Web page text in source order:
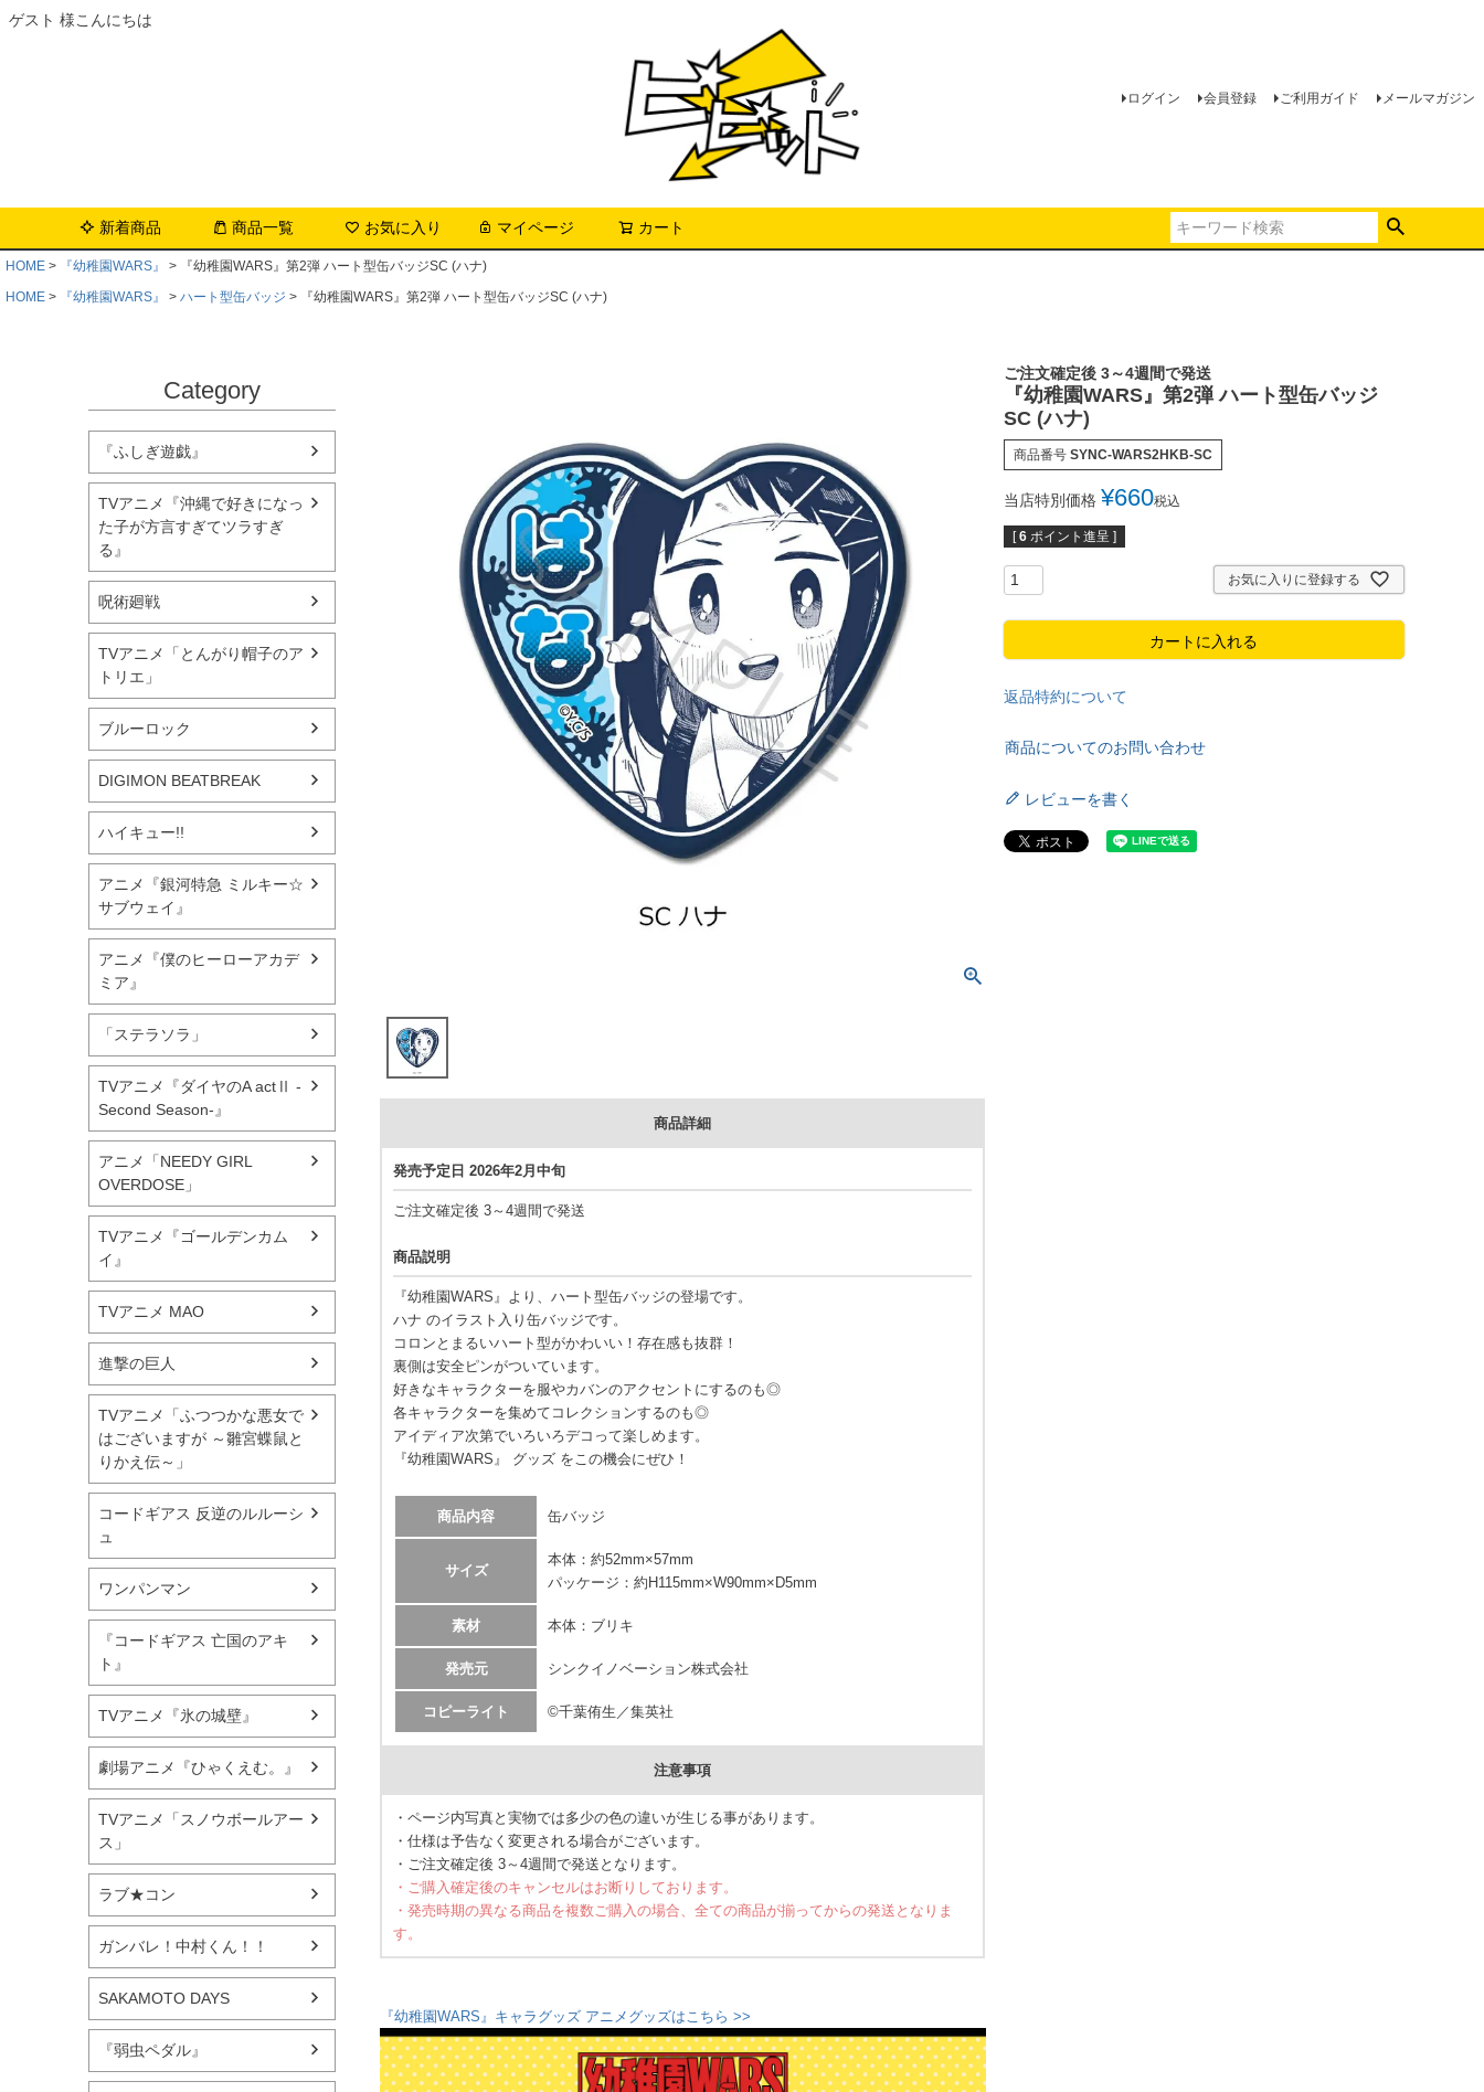
ゲスト 様こんにちは
ログイン 会員登録 ご利用ガイド メールマガジン
新着商品 商品一覧 お気に入り マイページ カート
HOME 『幼稚園WARS』
『幼稚園WARS』第2弾 ハート型缶バッジSC (ハナ)
HOME
『幼稚園WARS』 ハート型缶バッジ 『幼稚園WARS』第2弾 ハート型缶バッジSC (ハナ)
Category
『ふしぎ遊戯』
TVアニメ『沖縄で好きになっ
た子が方言すぎてツラすぎ
る』
呪術廻戦
TVアニメ「とんがり帽子のア
トリエ」
ブルーロック
DIGIMON BEATBREAK
ハイキュー!!
アニメ『銀河特急 ミルキー☆
サブウェイ』
アニメ『僕のヒーローアカデ
ミア』
「ステラソラ」
TVアニメ『ダイヤのA actⅡ -
Second Season-』
アニメ「NEEDY GIRL
OVERDOSE」
TVアニメ『ゴールデンカム
イ』
TVアニメ MAO
進撃の巨人
TVアニメ「ふつつかな悪女で
はございますが ～雛宮蝶鼠と
りかえ伝～」
コードギアス 反逆のルルーシ
ュ
ワンパンマン
『コードギアス 亡国のアキ
ト』
TVアニメ『氷の城壁』
劇場アニメ『ひゃくえむ。』
TVアニメ「スノウボールアー
ス」
ラブ★コン
ガンバレ！中村くん！！
SAKAMOTO DAYS
『弱虫ペダル』
商品詳細
発売予定日 2026年2月中旬
ご注文確定後 3～4週間で発送
商品説明
『幼稚園WARS』より、ハート型缶バッジの登場です。
ハナ のイラスト入り缶バッジです。
コロンとまるいハート型がかわいい！存在感も抜群！
裏側は安全ピンがついています。
好きなキャラクターを服やカバンのアクセントにするのも◎
各キャラクターを集めてコレクションするのも◎
アイディア次第でいろいろデコって楽しめます。
『幼稚園WARS』 グッズ をこの機会にぜひ！
商品内容 缶バッジ
サイズ
本体：約52mm×57mm
パッケージ：約H115mm×W90mm×D5mm
素材 本体：ブリキ
発売元 シンクイノベーション株式会社
コピーライト ©千葉侑生／集英社
注意事項
・ページ内写真と実物では多少の色の違いが生じる事があります。
・仕様は予告なく変更される場合がございます。
・ご注文確定後 3～4週間で発送となります。
・ご購入確定後のキャンセルはお断りしております。
・発売時期の異なる商品を複数ご購入の場合、全ての商品が揃ってからの発送となりま
す。
『幼稚園WARS』キャラグッズ アニメグッズはこちら >>
ご注文確定後 3～4週間で発送
『幼稚園WARS』第2弾 ハート型缶バッジ
SC (ハナ)
商品番号 SYNC-WARS2HKB-SC
当店特別価格 ¥660税込
[ 6 ポイント進呈 ]
お気に入りに登録する
カートに入れる
返品特約について
商品についてのお問い合わせ
レビューを書く